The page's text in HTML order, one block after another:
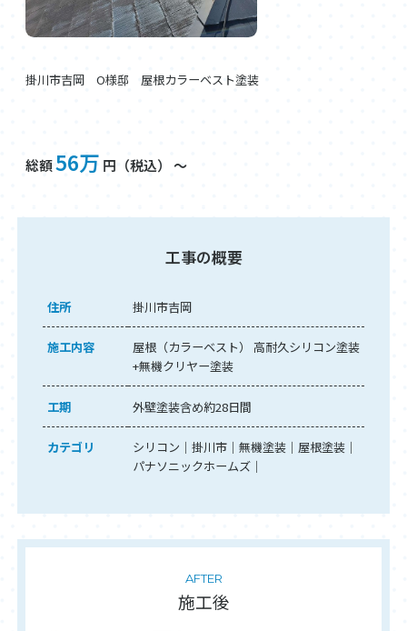
掛川市吉岡 O様邸 屋根カラーベスト塗装
総額56万 円（税込） ～
工事の概要
住所 掛川市吉岡
施工内容
屋根（カラーベスト） 高耐久シリコン塗装
+無機クリヤー塗装
工期 外壁塗装含め約28日間
カテゴリ シリコン 掛川市 無機塗装
屋根塗装
パナソニックホームズ
AFTER
施工後